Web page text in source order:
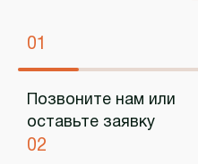
01
Позвоните нам или
оставьте заявку
02